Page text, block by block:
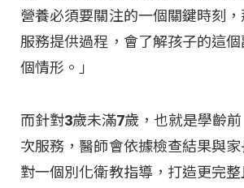
營養必須要關注的一個關鍵時刻
服務提供過程，會了解孩子的這
個情形。」
而針對3歲未滿7歲，也就是學齡
次服務，醫師會依據檢查結果與
對一個別化衛教指導，打造更完